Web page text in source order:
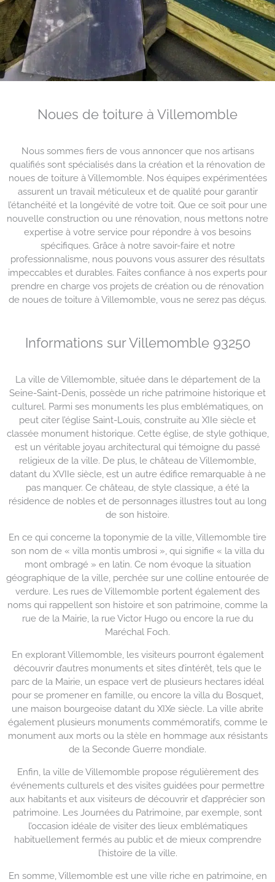
Noues de toiture à Villemomble
Nous sommes fiers de vous annoncer que nos artisans
qualifiés sont spécialisés dans la création et la rénovation de
noues de toiture à Villemomble. Nos équipes expérimentées
assurent un travail méticuleux et de qualité pour garantir
l’étanchéité et la longévité de votre toit. Que ce soit pour une
nouvelle construction ou une rénovation, nous mettons notre
expertise à votre service pour répondre à vos besoins
spécifiques. Grâce à notre savoir-faire et notre
professionnalisme, nous pouvons vous assurer des résultats
impeccables et durables. Faites confiance à nos experts pour
prendre en charge vos projets de création ou de rénovation
de noues de toiture à Villemomble, vous ne serez pas déçus.
Informations sur Villemomble 93250
La ville de Villemomble, située dans le département de la
Seine-Saint-Denis, possède un riche patrimoine historique et
culturel. Parmi ses monuments les plus emblématiques, on
peut citer l’église Saint-Louis, construite au XIIe siècle et
classée monument historique. Cette église, de style gothique,
est un véritable joyau architectural qui témoigne du passé
religieux de la ville. De plus, le château de Villemomble,
datant du XVIIe siècle, est un autre édifice remarquable à ne
pas manquer. Ce château, de style classique, a été la
résidence de nobles et de personnages illustres tout au long
de son histoire.
En ce qui concerne la toponymie de la ville, Villemomble tire
son nom de « villa montis umbrosi », qui signifie « la villa du
mont ombragé » en latin. Ce nom évoque la situation
géographique de la ville, perchée sur une colline entourée de
verdure. Les rues de Villemomble portent également des
noms qui rappellent son histoire et son patrimoine, comme la
rue de la Mairie, la rue Victor Hugo ou encore la rue du
Maréchal Foch.
En explorant Villemomble, les visiteurs pourront également
découvrir d’autres monuments et sites d’intérêt, tels que le
parc de la Mairie, un espace vert de plusieurs hectares idéal
pour se promener en famille, ou encore la villa du Bosquet,
une maison bourgeoise datant du XIXe siècle. La ville abrite
également plusieurs monuments commémoratifs, comme le
monument aux morts ou la stèle en hommage aux résistants
de la Seconde Guerre mondiale.
Enfin, la ville de Villemomble propose régulièrement des
événements culturels et des visites guidées pour permettre
aux habitants et aux visiteurs de découvrir et d’apprécier son
patrimoine. Les Journées du Patrimoine, par exemple, sont
l’occasion idéale de visiter des lieux emblématiques
habituellement fermés au public et de mieux comprendre
l’histoire de la ville.
En somme, Villemomble est une ville riche en patrimoine, en